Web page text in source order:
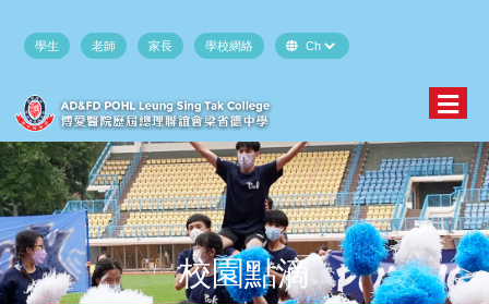
學生 老師 家長 學校網絡
校園點滴